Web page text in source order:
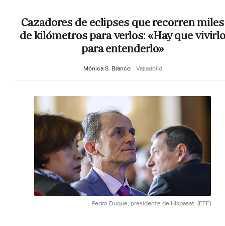
Cazadores de eclipses que recorren miles
de kilómetros para verlos: «Hay que
para entenderlo»
Mónica S. Blanco Valladolid
Pedro Duque, presidente de Hispasat. (EFE)